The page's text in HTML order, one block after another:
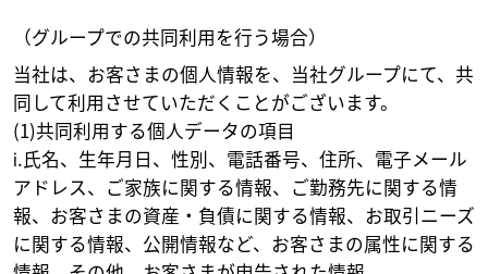
（グループでの共同利用を行う場合）
当社は、お客さまの個人情報を、当社グループにて、共
同して利用させていただくことがございます。
(1)共同利用する個人データの項目
ⅰ.氏名、生年月日、性別、電話番号、住所、電子メール
アドレス、ご家族に関する情報、ご勤務先に関する情
報、お客さまの資産・負債に関する情報、お取引ニーズ
に関する情報、公開情報など、お客さまの属性に関する